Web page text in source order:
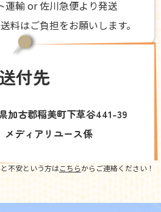
運輸 or 佐川急便より発送
料はご負担をお願いします。
送付先
加古郡稲美町下草谷441-39
ディアリユース係
不安という方はこちらからご連絡ください！